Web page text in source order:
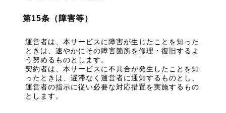
第15条（障害等）
運営者は、本サービスに障害が生じたことを知った
ときは、速やかにその障害箇所を修理・復旧するよ
う努めるものとします。
契約者は、本サービスに不具合が発生したことを知
ったときは、遅滞なく運営者に通知するものとし、
運営者の指示に従い必要な対応措置を実施するもの
とします。